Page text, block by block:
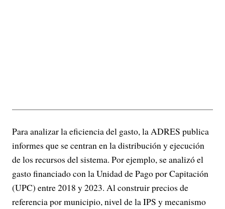
Para analizar la eficiencia del gasto, la ADRES publica
informes que se centran en la distribución y ejecución
de los recursos del sistema. Por ejemplo, se analizó el
gasto financiado con la Unidad de Pago por Capitación
(UPC) entre 2018 y 2023. Al construir precios de
referencia por municipio, nivel de la IPS y mecanismo